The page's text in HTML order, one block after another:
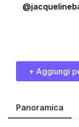
+ Aggiungi
Panoramica